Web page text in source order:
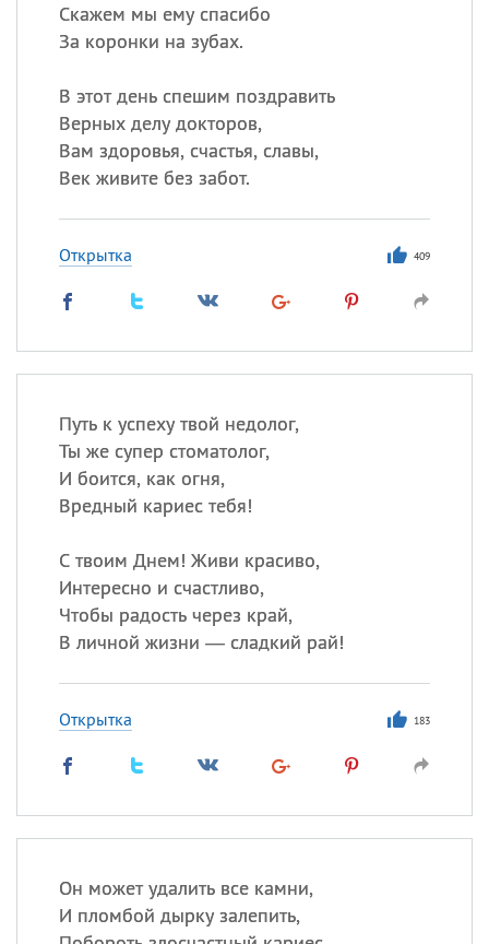
Скажем мы ему спасибо
За коронки на зубах.
В этот день спешим поздравить
Верных делу докторов,
Вам здоровья, счастья, славы,
Век живите без забот.
Открытка 409
Путь к успеху твой недолог,
Ты же супер стоматолог,
И боится, как огня,
Вредный кариес тебя!
С твоим Днем! Живи красиво,
Интересно и счастливо,
Чтобы радость через край,
В личной жизни — сладкий рай!
Открытка 183
Он может удалить все камни,
И пломбой дырку залепить,